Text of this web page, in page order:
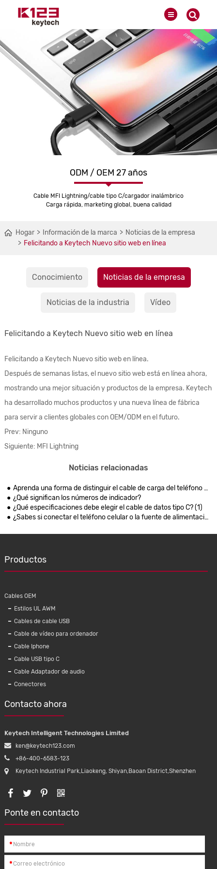
ODM / OEM 27 años
Cable MFI Lightning/cable tipo C/cargador inalámbrico
Carga rápida, marketing global, buena calidad
Hogar Información de la marca
Noticias de la empresa
Felicitando a Keytech Nuevo sitio web en línea
Conocimiento Noticias de la empresa
Noticias de la industria Vídeo
Felicitando a Keytech Nuevo sitio web en línea
Felicitando a Keytech Nuevo sitio web en línea.
Después de semanas listas, el nuevo sitio web está en línea ahora,
mostrando una mejor situación y productos de la empresa. Keytech
ha desarrollado muchos productos y una nueva línea de fábrica
para servir a clientes globales con OEM/ODM en el futuro.
Prev: Ninguno
Siguiente: MFI Lightning
Noticias relacionadas
Aprenda una forma de distinguir el cable de carga del teléfono celular
¿Qué significan los números de indicador?
¿Qué especificaciones debe elegir el cable de datos tipo C? (1)
¿Sabes si conectar el teléfono celular o la fuente de alimentación primero cuando se carga el teléfono celular?
Productos
Cables OEM
Estilos UL AWM
Cables de cable USB
Cable de vídeo para ordenador
Cable Iphone
Cable USB tipo C
Cable Adaptador de audio
Conectores
Contacto ahora
Keytech Intelligent Technologies Limited
ken@keytech123.com
+86-400-6583-123
Keytech Industrial Park,Liaokeng, Shiyan,Baoan District,Shenzhen
Ponte en contacto
*
*